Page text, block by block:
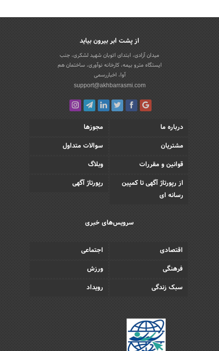
از پشت ابر بیرون بیاید
میدان آزادی، ابتدای اتوبان شهید لشکری، جنب
ایستگاه مترو بیمه، کارخانه نوآوری، ساختمان هم
آوا، اخباررسمی
support@akhbarrasmi.com
درباره ما
مجوزها
مشتریان
سوالات متداول
قوانین و مقررات
وبلاگ
از رپورتاژ آگهی تا کمپین
رسانه ای
رپورتاژ آگهی
سرویس‌های خبری
اقتصادی
اجتماعی
فرهنگی
ورزش
سبک زندگی
رویداد